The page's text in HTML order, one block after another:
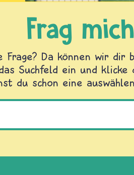
Frag
Da können wir dir
Suchfeld ein und klicke
du schon eine